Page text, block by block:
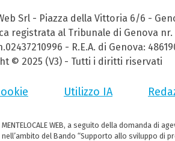
Srl - Piazza della Vittoria 6/6 -
registrata al Tribunale di Genova nr.
- R.E.A. di Genova:
© 2025 (V3) - Tutti i diritti riservati
Utilizzo IA
MENTELOCALE WEB, a seguito della domanda di
nell’ambito del Bando “Supporto allo sviluppo di